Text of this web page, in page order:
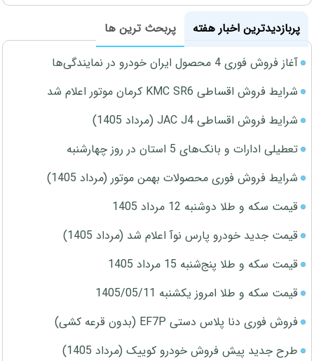
پربازدیدترین اخبار هفته
پربحث ترین ها
آغاز فروش فوری 4 محصول ایران خودرو در نمایندگی‌ها
شرایط فروش اقساطی KMC SR6 کرمان موتور اعلام شد
شرایط فروش اقساطی JAC J4 (مرداد 1405)
تعطیلی ادارات و بانک‌های 5 استان در روز چهارشنبه
شرایط فروش فوری محصولات بهمن موتور (مرداد 1405)
قیمت سکه و طلا دوشنبه 12 مرداد 1405
قیمت جدید خودرو پارس نوآ اعلام شد (مرداد 1405)
قیمت سکه و طلا پنج‌شنبه 15 مرداد 1405
قیمت سکه و طلا امروز یکشنبه 1405/05/11
فروش فوری دنا پلاس دستی EF7P (بدون قرعه کشی)
طرح جدید پیش فروش خودرو کوییک (مرداد 1405)